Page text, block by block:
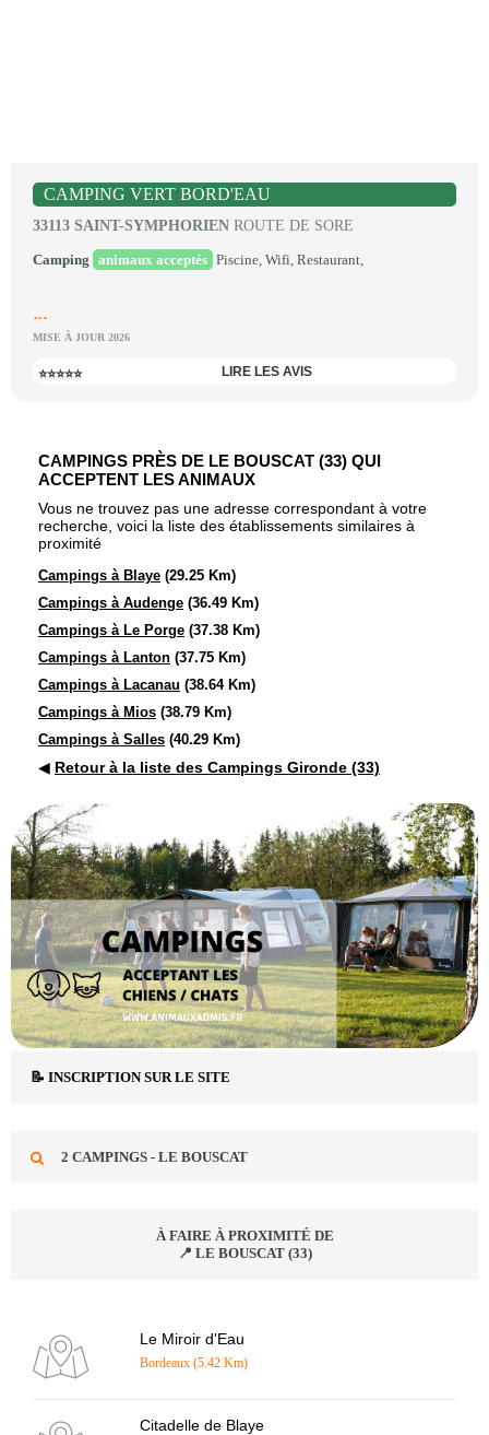
CAMPING VERT BORD'EAU
33113 SAINT-SYMPHORIEN ROUTE DE SORE
Camping animaux acceptés Piscine, Wifi, Restaurant,
...
MISE À JOUR 2026
⭐⭐⭐⭐⭐ LIRE LES AVIS
CAMPINGS PRÈS DE LE BOUSCAT (33) QUI
ACCEPTENT LES ANIMAUX
Vous ne trouvez pas une adresse correspondant à votre
recherche, voici la liste des établissements similaires à
proximité
Campings à Blaye (29.25 Km)
Campings à Audenge (36.49 Km)
Campings à Le Porge (37.38 Km)
Campings à Lanton (37.75 Km)
Campings à Lacanau (38.64 Km)
Campings à Mios (38.79 Km)
Campings à Salles (40.29 Km)
◀ Retour à la liste des Campings Gironde (33)
📝 INSCRIPTION SUR LE SITE
2 CAMPINGS - LE BOUSCAT
À FAIRE À PROXIMITÉ DE
📍 LE BOUSCAT (33)
Le Miroir d'Eau
Bordeaux (5.42 Km)
Citadelle de Blaye